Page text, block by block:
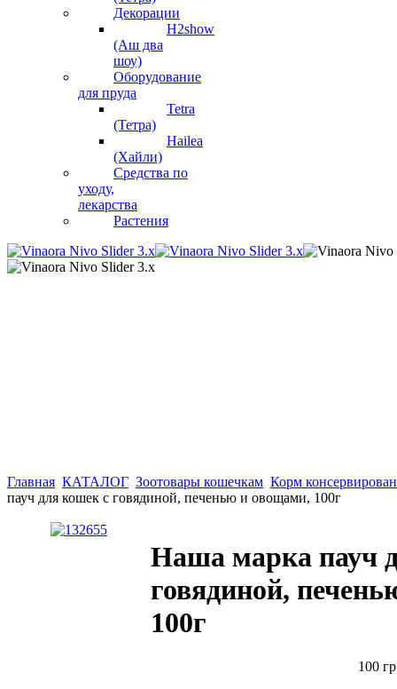
Декорации
H2show
(Аш два
шоу)
Оборудование
для пруда
Tetra
(Тетра)
Hailea
(Хайли)
Средства по
уходу,
лекарства
Растения
Главная КАТАЛОГ Зоотовары кошечкам Корм
пауч для кошек с говядиной, печенью и овощами, 100г
Наша марка пауч
говядиной,
100г
100 гр